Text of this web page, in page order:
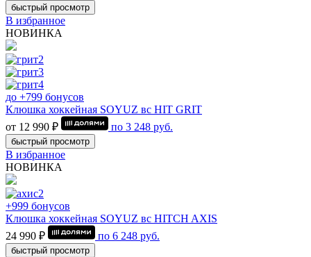
быстрый просмотр
В избранное
НОВИНКА
до +799 бонусов
Клюшка хоккейная SOYUZ вс HIT GRIT
от 12 990 ₽
по 3 248 руб.
быстрый просмотр
В избранное
НОВИНКА
+999 бонусов
Клюшка хоккейная SOYUZ вс HITCH AXIS
24 990 ₽
по 6 248 руб.
быстрый просмотр